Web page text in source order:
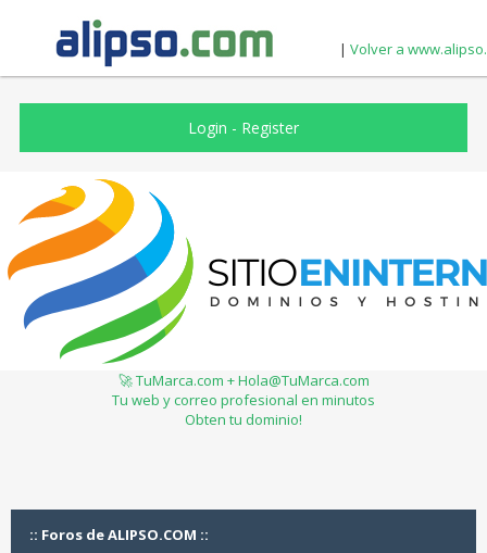
| Volver a
Login - Register
🚀 TuMarca.com + Hola@TuMarca.com
Tu web y correo profesional en minutos
Obten tu dominio!
:: Foros de ALIPSO.COM ::